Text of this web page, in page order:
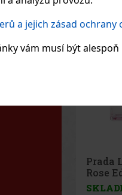
a jejich zásad ochrany
vám musí být
Prada
Rose